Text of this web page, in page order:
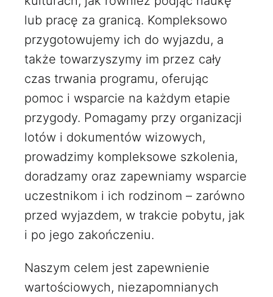
lub pracę za granicą. Kompleksowo
przygotowujemy ich do wyjazdu, a
także towarzyszymy im przez cały
czas trwania programu, oferując
pomoc i wsparcie na każdym etapie
przygody. Pomagamy przy organizacji
lotów i dokumentów wizowych,
prowadzimy kompleksowe szkolenia,
doradzamy oraz zapewniamy wsparcie
uczestnikom i ich rodzinom – zarówno
przed wyjazdem, w trakcie pobytu, jak
i po jego zakończeniu.
Naszym celem jest zapewnienie
wartościowych, niezapomnianych